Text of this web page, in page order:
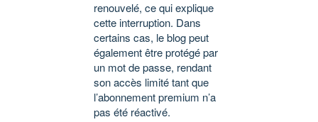
renouvelé, ce qui explique
cette interruption. Dans
certains cas, le blog peut
également être protégé par
un mot de passe, rendant
son accès limité tant que
l’abonnement premium n’a
pas été réactivé.